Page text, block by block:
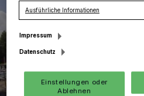
Ausführliche Informationen
Impressum
Datenschutz
Einstellungen oder
Ablehnen